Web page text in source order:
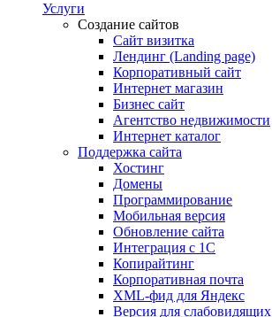
Услуги
Создание сайтов
Сайт визитка
Лендинг (Landing page)
Корпоративный сайт
Интернет магазин
Бизнес сайт
Агентство недвижимости
Интернет каталог
Поддержка сайта
Хостинг
Домены
Программирование
Мобильная версия
Обновление сайта
Интеграция с 1С
Копирайтинг
Корпоративная почта
XML-фид для Яндекс
Версия для слабовидящих